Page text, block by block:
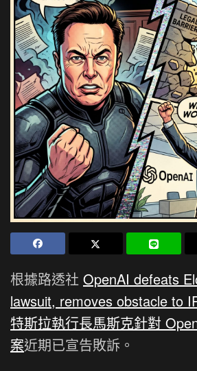
根據路透社 OpenAI defeats
lawsuit, removes obstacle to
特斯拉執行長馬斯克針對
案近期已宣告敗訴。